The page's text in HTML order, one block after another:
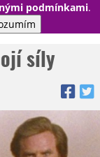
podmínkami.
PŘIHLÁSIT
síly